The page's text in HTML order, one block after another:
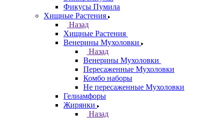
Фикусы Пумила
Хищные Растения
Назад
Хищные Растения
Венерины Мухоловки
Назад
Венерины Мухоловки
Пересаженные Мухоловки
Комбо наборы
Не пересаженные Мухоловки
Гелиамфоры
Жирянки
Назад